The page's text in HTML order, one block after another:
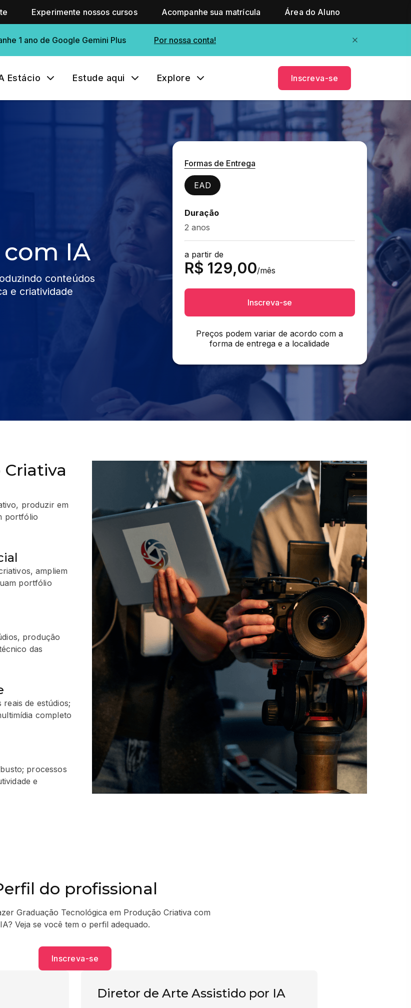
Experimente nossos cursos Acompanhe sua matrícula Área do Aluno
1 ano de Google Gemini Plus Por nossa conta!
Estácio Estude aqui Explore Inscreva-se
IA
conteúdos
e criatividade
Formas de Entrega
EAD
Duração
2 anos
a partir de
R$ 129,00/mês
Inscreva-se
Preços podem variar de acordo com a
forma de entrega e a localidade
produzir em
portfólio
ampliem
portfólio
produção
das
de estúdios;
completo
processos
e
do profissional
Graduação Tecnológica em Produção Criativa com
IA? Veja se você tem o perfil adequado.
Inscreva-se
Diretor de Arte Assistido por IA